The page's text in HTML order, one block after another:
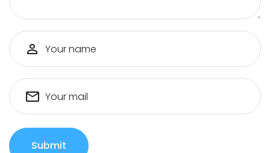
Your name
Your mail
Submit